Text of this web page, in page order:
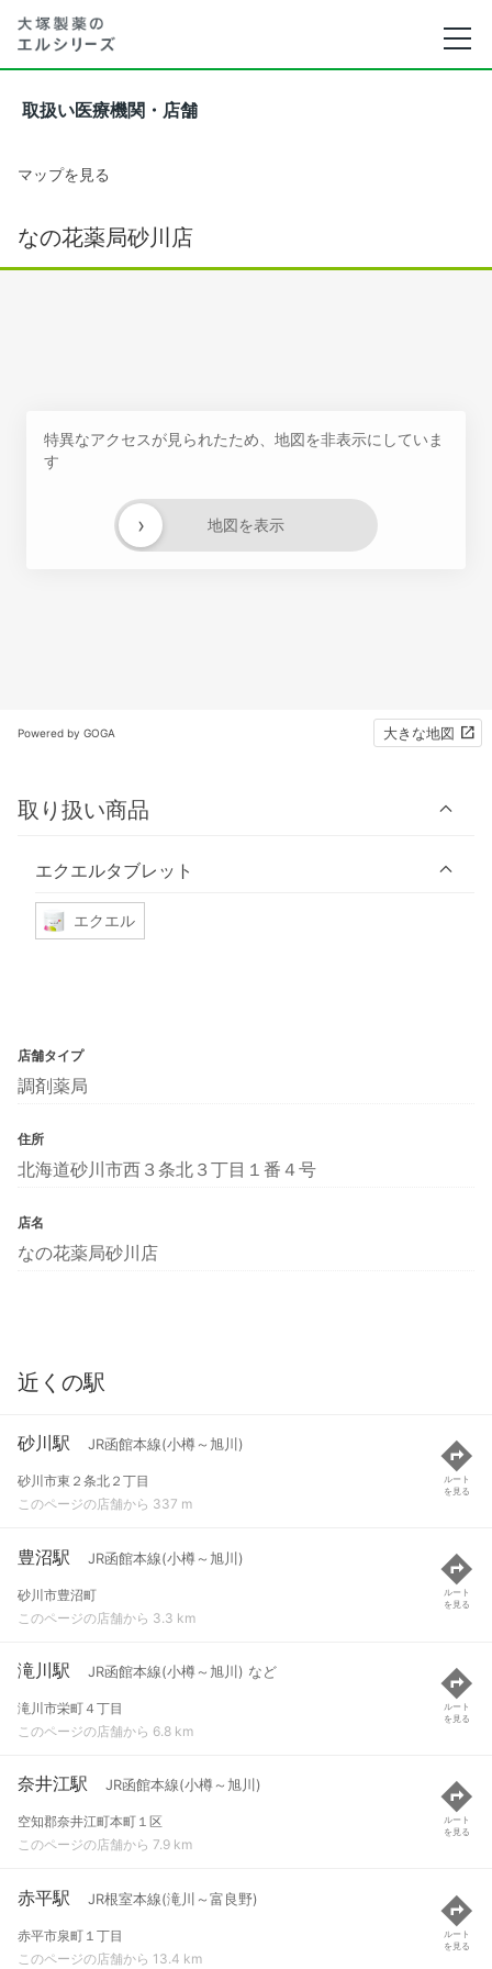
取扱い医療機関・店舗
マップを見る
なの花薬局砂川店
特異なアクセスが見られたため、地図を非表示にしていま
す
地図を表示
›
Powered by GOGA 大きな地図
取り扱い商品
エクエルタブレット
エクエル
店舗タイプ
調剤薬局
住所
北海道砂川市西３条北３丁目１番４号
店名
なの花薬局砂川店
近くの駅
砂川駅 JR函館本線(小樽～旭川)
砂川市東２条北２丁目
このページの店舗から 337 m
ルート
を見る
豊沼駅 JR函館本線(小樽～旭川)
砂川市豊沼町
このページの店舗から 3.3 km
ルート
を見る
滝川駅 JR函館本線(小樽～旭川) など
滝川市栄町４丁目
このページの店舗から 6.8 km
ルート
を見る
奈井江駅 JR函館本線(小樽～旭川)
空知郡奈井江町本町１区
このページの店舗から 7.9 km
ルート
を見る
赤平駅 JR根室本線(滝川～富良野)
赤平市泉町１丁目
このページの店舗から 13.4 km
ルート
を見る